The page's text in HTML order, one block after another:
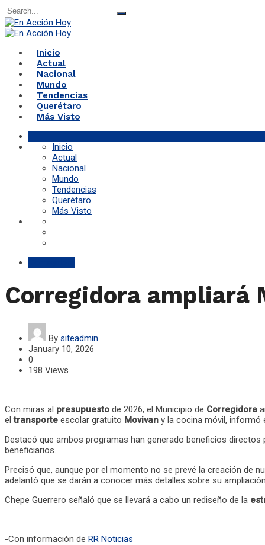
Search
for:
Inicio
Actual
Nacional
Mundo
Tendencias
Querétaro
Más Visto
Inicio
Actual
Nacional
Mundo
Tendencias
Querétaro
Más Visto
Corregidora ampliará
By siteadmin
January 10, 2026
0
198 Views
Con miras al presupuesto de 2026, el Municipio de Corregidora
eltransporte escolar gratuito Movivan y la cocina móvil, informó
Destacó que ambos programas han generado beneficios
beneficiarios.
Precisó que, aunque por el momento no se prevé la creación de
adelantó que se darán a conocer más detalles sobre su ampliación.
Chepe Guerrero señaló que se llevará a cabo un rediseño de la
-Con información de RR Noticias